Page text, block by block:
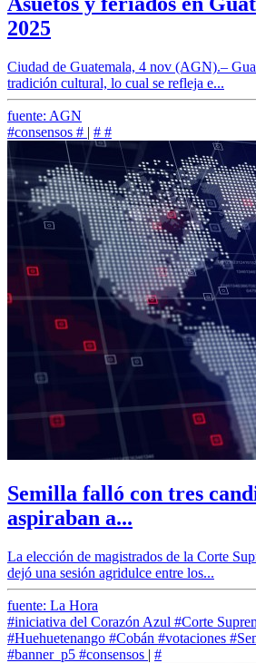
2025
Ciudad de Guatemala, 4 nov (AGN).–
tradición cultural, lo cual se refleja e...
fuente: AGN
#consensos # | # #
Semilla falló con tres
aspiraban a...
La elección de magistrados de la Corte
dejó una sesión agridulce entre los...
fuente: La Hora
#iniciativa del Corazón Azul #Corte
#Huehuetenango #Cobán #votaciones
#banner_p5 #consensos | #